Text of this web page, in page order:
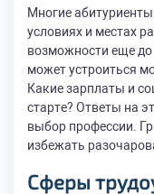
Многие
условиях и местах
возможности еще
может устроиться
Какие зарплаты и
старте? Ответы на
выбор профессии.
избежать
Сферы